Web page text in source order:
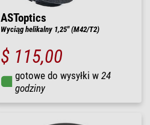
ASToptics
Wyciąg helikalny 1,25" (M42/T2)
$ 115,00
gotowe do wysyłki w 24
godziny